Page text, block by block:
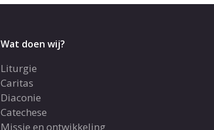
Wat doen wij?
Liturgie
Caritas
Diaconie
Catechese
Missie en ontwikkeling